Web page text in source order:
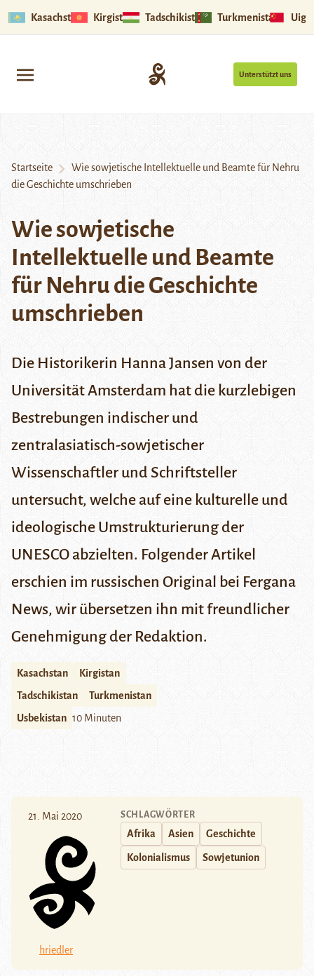
Kasachstan Kirgistan Tadschikistan Turkmenistan
Unterstützt uns
Startseite
Wie sowjetische Intellektuelle und Beamte für Nehru
die Geschichte umschrieben
Wie sowjetische
Intellektuelle und Beamte
für Nehru die Geschichte
umschrieben
Die Historikerin Hanna Jansen von der
Universität Amsterdam hat die kurzlebigen
Bestrebungen indischer und
zentralasiatisch-sowjetischer
Wissenschaftler und Schriftsteller
untersucht, welche auf eine kulturelle und
ideologische Umstrukturierung der
UNESCO abzielten. Folgender Artikel
erschien im russischen Original bei Fergana
News, wir übersetzen ihn mit freundlicher
Genehmigung der Redaktion.
Kasachstan
Kirgistan
Tadschikistan
Turkmenistan
Usbekistan 10 Minuten
21. Mai 2020
hriedler
SCHLAGWÖRTER
Afrika Asien Geschichte
Kolonialismus Sowjetunion